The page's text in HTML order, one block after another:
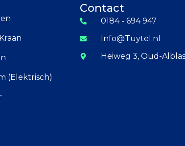
(Elektrisch)
Contact
0184 - 694 947
Info@Tuytel.nl
Heiweg 3, Oud-